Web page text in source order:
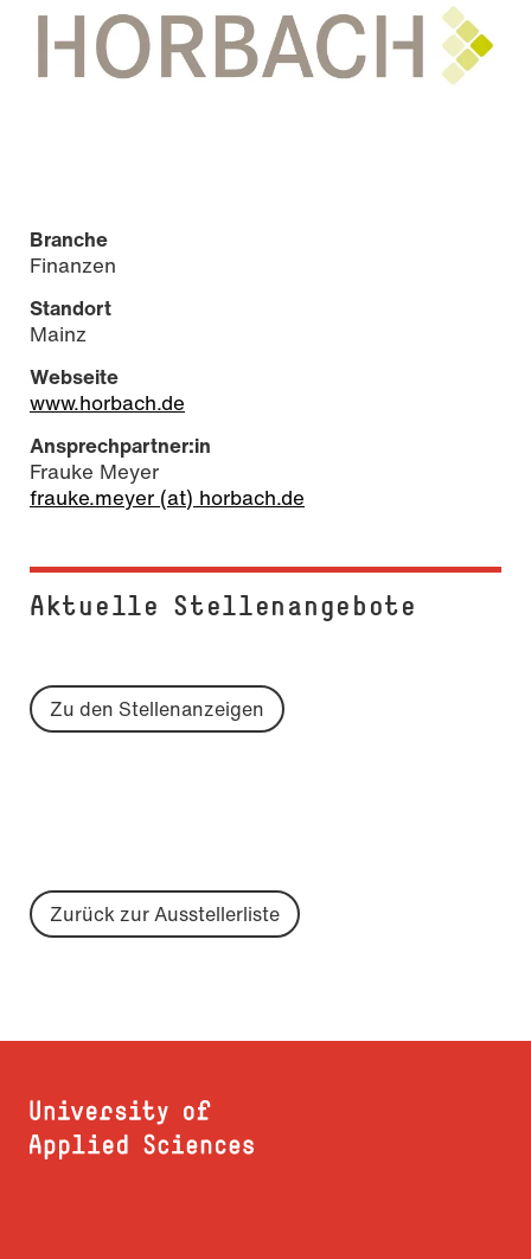
Branche
Finanzen
Standort
Mainz
Webseite
www.horbach.de
Ansprechpartner:in
Frauke Meyer
frauke.meyer (at) horbach.de
Aktuelle Stel­len­an­ge­bo­te
Zu den Stellenanzeigen
Zurück zur Ausstellerliste